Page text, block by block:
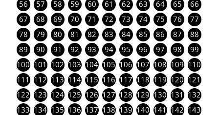
56 57 58 59 60 61 62 63 64 65
66
67
68 69 70 71 72 73 74 75 76
77
78
79 80 81 82 83 84 85 86 87
88
89
90 91 92 93 94 95 96 97 98
99
100 101 102 103 104 105 106 107 108 109 110
111 112 113 114 115 116 117 118 119 120 121
122 123 124 125 126 127 128 129 130 131 132
133 134 135 136 137 138 139 140 141 142 143